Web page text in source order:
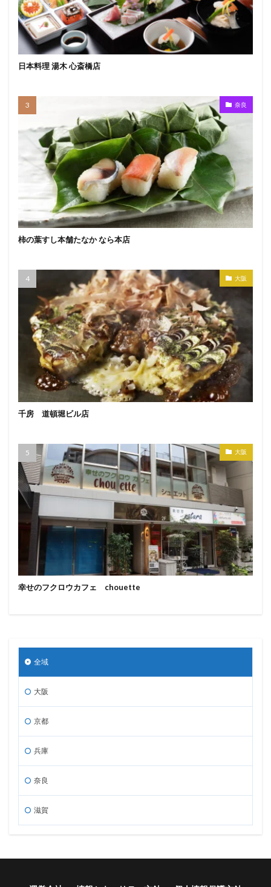
日本料理 湯木 心斎橋店
奈良
柿の葉すし本舗たなか なら本店
大阪
千房 道頓堀ビル店
大阪
幸せのフクロウカフェ chouette
全域
大阪
京都
兵庫
奈良
滋賀